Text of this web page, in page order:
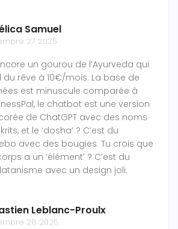
Samuel
27 2025
un gourou de l’Ayurveda qui
du rêve à 10€/mois. La base de
est minuscule comparée à
le chatbot est une version
de ChatGPT avec des noms
et le ‘dosha’ ? C’est du
avec des bougies. Tu crois que
a un ‘élément’ ? C’est du
avec un design joli.
Leblanc-Proulx
28 2025